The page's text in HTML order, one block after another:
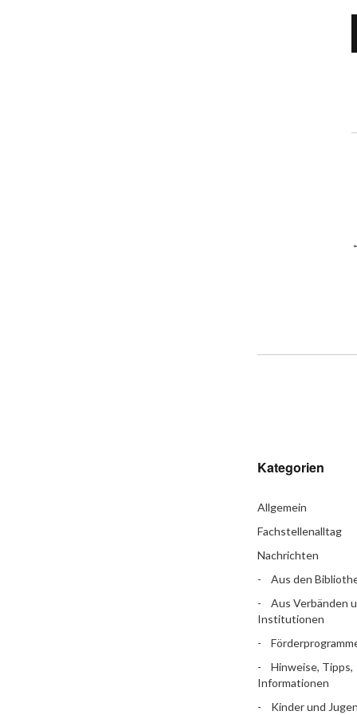
Kategorien
Allgemein
Fachstellenalltag
Nachrichten
Aus den
Aus Verbänden
Institutionen
Hinweise, Tipps,
Informationen
Kinder und